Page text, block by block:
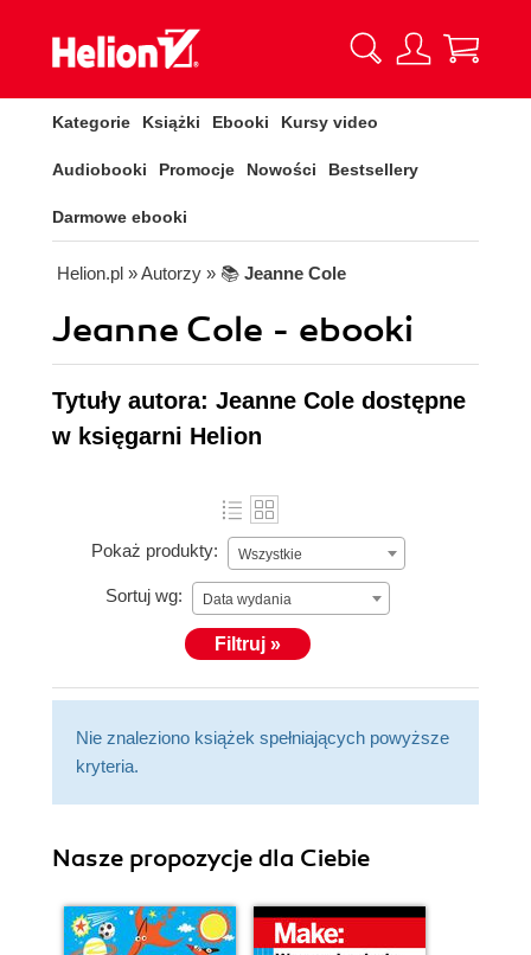
Kategorie Książki Ebooki Kursy video
Audiobooki Promocje Nowości Bestsellery
Darmowe ebooki
Helion.pl » Autorzy » 📚 Jeanne Cole
Jeanne Cole - ebooki
Tytuły autora: Jeanne Cole dostępne
w księgarni Helion
Pokaż produkty: Wszystkie
Sortuj wg: Data wydania
Filtruj »
Nie znaleziono książek spełniających powyższe
kryteria.
Nasze propozycje dla Ciebie